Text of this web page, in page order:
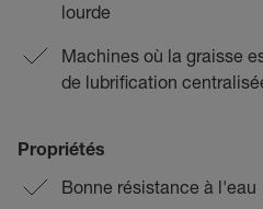
lourde
Machines où la graisse
de lubrification
Propriétés
Bonne résistance à l'eau